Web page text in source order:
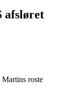
afsløret
roste